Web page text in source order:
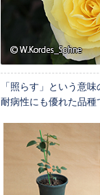
「照らす」という意
耐病性にも優れた品種